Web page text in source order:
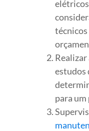
técnicos
estudos
para